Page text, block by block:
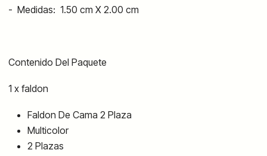
- Medidas: 1.50 cm X 2.00 cm
Contenido Del Paquete
1 x faldon
Faldon De Cama 2 Plaza
Multicolor
2 Plazas